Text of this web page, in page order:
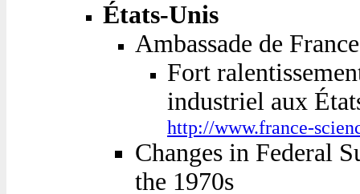
États-Unis
Ambassade de
Fort
industriel aux
http://www.france-
Changes in Federal
the 1970s